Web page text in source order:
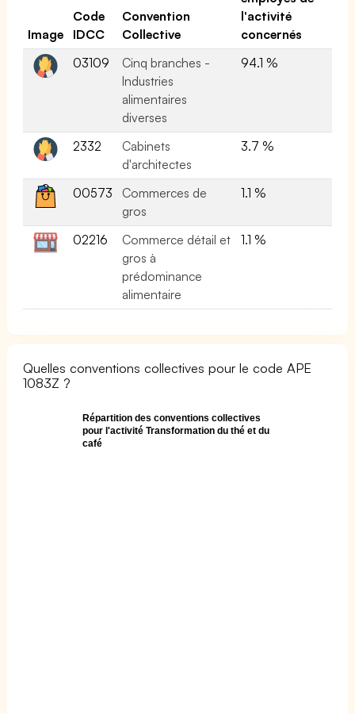
Image
Code
IDCC
Convention
Collective
l'activité
concernés
03109
Cinq branches -
Industries
alimentaires
diverses
94.1 %
2332
Cabinets
d'architectes
3.7 %
00573
Commerces de
gros
1.1 %
02216
Commerce détail et
gros à
prédominance
alimentaire
1.1 %
Quelles conventions collectives pour le code APE
1083Z ?
Répartition des conventions collectives
pour l'activité Transformation du thé et du
café